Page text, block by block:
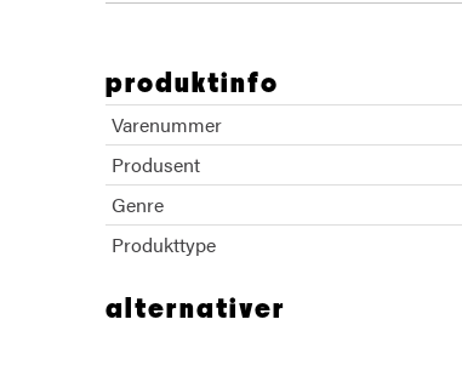
produktinfo
Varenummer
Produsent
Genre
Produkttype
alternativer